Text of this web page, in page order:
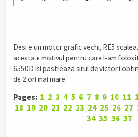
Desi e un motor grafic vechi, RE5
acesta e motivul pentru care l-am
6550D isi pastreaza sirul de victorii
de 2 ori mai mare.
Pages: 1 2 3 4 5 6 7 8 9 10 11
18 19 20 21 22 23 24 25 26 27
34 35 36 37